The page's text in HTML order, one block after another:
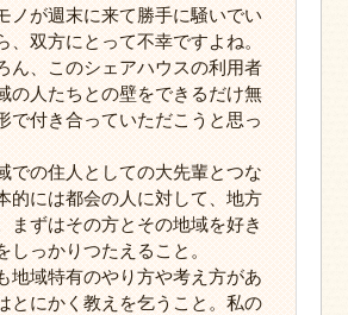
ノが週末に来て勝手に騒いでい
、双方にとって不幸ですよね。
ん、このシェアハウスの利用者
の人たちとの壁をできるだけ無
で付き合っていただこうと思っ
での住人としての大先輩とつな
的には都会の人に対して、地方
まずはその方とその地域を好き
しっかりつたえること。
地域特有のやり方や考え方があ
とにかく教えを乞うこと。私の